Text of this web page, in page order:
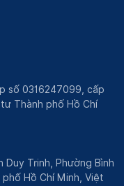
số 0316247099, cấp
Thành phố Hồ Chí
Duy Trinh, Phường Bình
Hồ Chí Minh, Việt